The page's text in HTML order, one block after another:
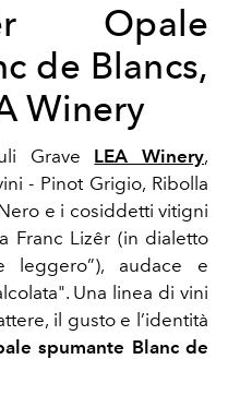
Opale
de Blancs,
Winery
Grave LEA Winery,
- Pinot Grigio, Ribolla
e i cosiddetti vitigni
Franc Lizêr (in dialetto
leggero”), audace e
Una linea di vini
il gusto e l’identità
spumante Blanc de